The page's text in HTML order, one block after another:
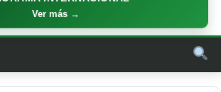
Ver más →